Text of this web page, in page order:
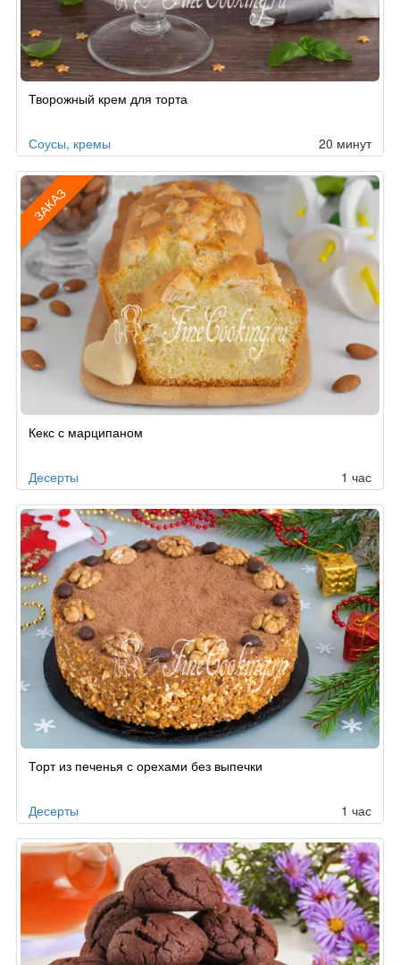
Творожный крем для торта
Соусы, кремы 20 минут
ЗАКАЗ
поКекс с марципаном
Десерты 1 час
Торт из печенья с орехами без выпечки
Десерты 1 час